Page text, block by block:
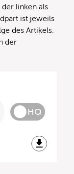
linken als
ist jeweils
des Artikels.
der
HQ